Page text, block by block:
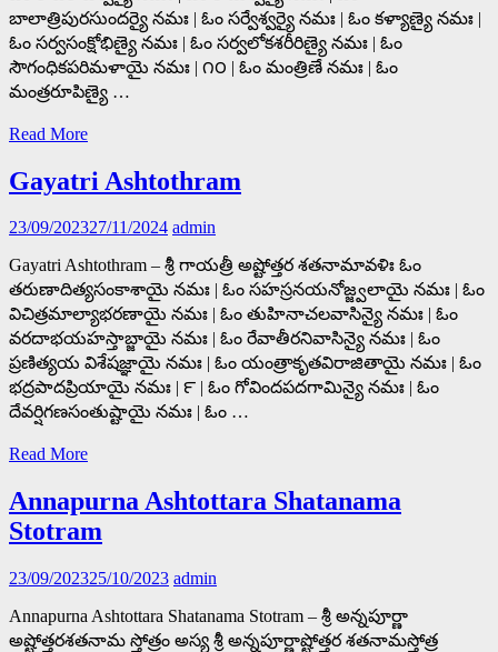
బాలాత్రిపురసుందర్యై నమః | ఓం సర్వేశ్వర్యై నమః | ఓం కళ్యాణ్యై నమః |
ఓం సర్వసంక్షోభిణ్యై నమః | ఓం సర్వలోకశరీరిణ్యై నమః | ఓం
సౌగంధికపరిమళాయై నమః | ౧౦ | ఓం మంత్రిణే నమః | ఓం
మంత్రరూపిణ్యై …
Read More
Gayatri Ashtothram
23/09/202327/11/2024 admin
Gayatri Ashtothram – శ్రీ గాయత్రీ అష్టోత్తర శతనామావళిః ఓం
తరుణాదిత్యసంకాశాయై నమః | ఓం సహస్రనయనోజ్జ్వలాయై నమః | ఓం
విచిత్రమాల్యాభరణాయై నమః | ఓం తుహినాచలవాసిన్యై నమః | ఓం
వరదాభయహస్తాబ్జాయై నమః | ఓం రేవాతీరనివాసిన్యై నమః | ఓం
ప్రణిత్యయ విశేషజ్ఞాయై నమః | ఓం యంత్రాకృతవిరాజితాయై నమః | ఓం
భద్రపాదప్రియాయై నమః | ౯ | ఓం గోవిందపదగామిన్యై నమః | ఓం
దేవర్షిగణసంతుష్టాయై నమః | ఓం …
Read More
Annapurna Ashtottara Shatanama
Stotram
23/09/202325/10/2023 admin
Annapurna Ashtottara Shatanama Stotram – శ్రీ అన్నపూర్ణా
అష్టోత్తరశతనామ స్తోత్రం అస్య శ్రీ అన్నపూర్ణాష్టోత్తర శతనామస్తోత్ర